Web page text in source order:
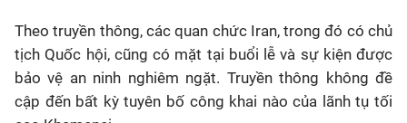
Theo truyền thông, các quan chức Iran, trong đó có chủ
tịch Quốc hội, cũng có mặt tại buổi lễ và sự kiện được
bảo vệ an ninh nghiêm ngặt. Truyền thông không đề
cập đến bất kỳ tuyên bố công khai nào của lãnh tụ tối